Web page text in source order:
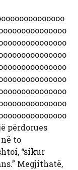
përdorues
to
“sikur
Megjithatë,